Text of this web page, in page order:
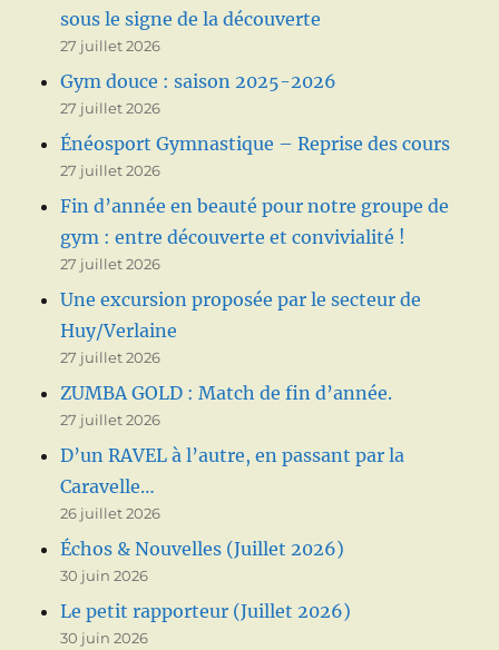
sous le signe de la découverte
27 juillet 2026
Gym douce : saison 2025-2026
27 juillet 2026
Énéosport Gymnastique – Reprise des cours
27 juillet 2026
Fin d’année en beauté pour notre groupe de
gym : entre découverte et convivialité !
27 juillet 2026
Une excursion proposée par le secteur de
Huy/Verlaine
27 juillet 2026
ZUMBA GOLD : Match de fin d’année.
27 juillet 2026
D’un RAVEL à l’autre, en passant par la
Caravelle…
26 juillet 2026
Échos & Nouvelles (Juillet 2026)
30 juin 2026
Le petit rapporteur (Juillet 2026)
30 juin 2026